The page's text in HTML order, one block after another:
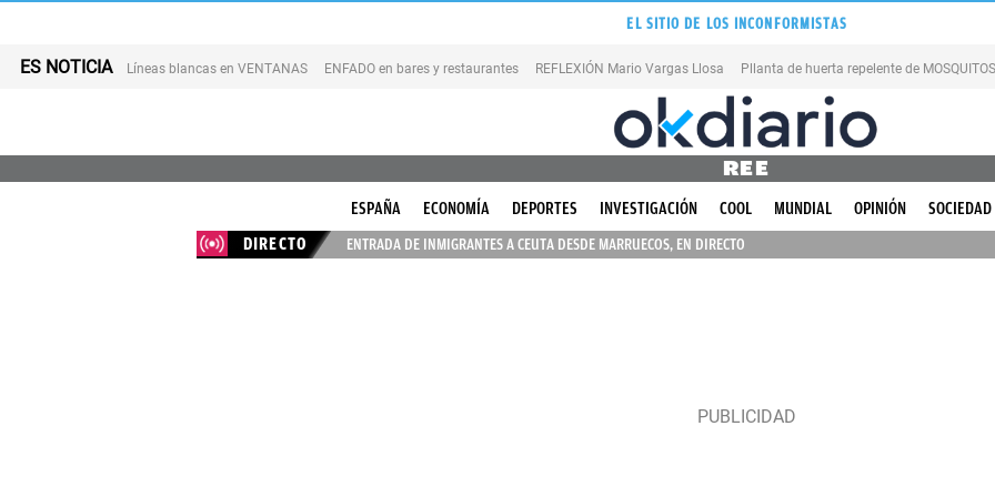
EL SITIO DE LOS INCONFORMISTAS
ES NOTICIA Líneas blancas en VENTANAS ENFADO en bares y restaurantes REFLEXIÓN Mario Vargas Llosa Pllanta de huerta repelente de MOSQUITOS
REE
ESPAÑA ECONOMÍA DEPORTES INVESTIGACIÓN COOL MUNDIAL OPINIÓN SOCIEDAD
DIRECTO
ENTRADA DE INMIGRANTES A CEUTA DESDE MARRUECOS, EN DIRECTO